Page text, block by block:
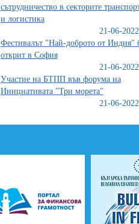
сътрудничество в секторите
и логистика
21-06-2022
Фестивалът "Най-доброто от Индия"
открит в София
21-06-2022
Участие на БТПП във форума на
Инициативата "Три морета"
21-06-2022